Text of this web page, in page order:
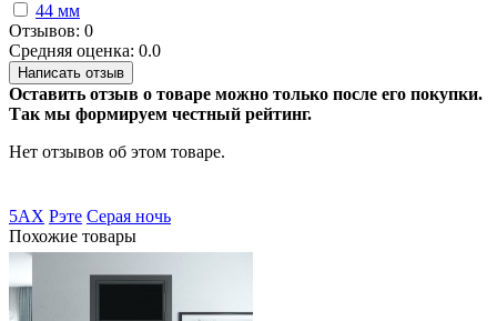
44 мм
Отзывов: 0
Средняя оценка: 0.0
Написать отзыв
Оставить отзыв о товаре можно только после его покупки.
Так мы формируем честный рейтинг.
Нет отзывов об этом товаре.
5AX Рэте Серая ночь
Похожие товары